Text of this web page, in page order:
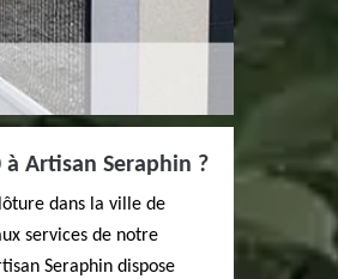
Artisan Seraphin ?
dans la ville de
services de notre
Seraphin dispose